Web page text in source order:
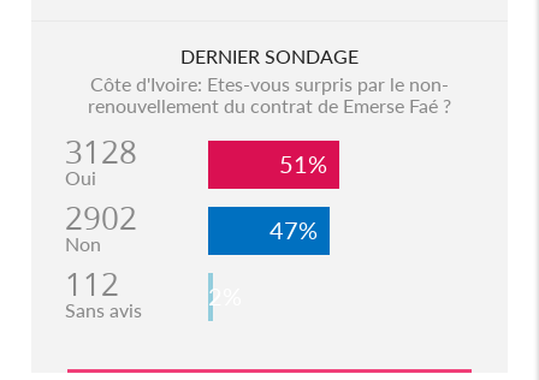
DERNIER SONDAGE
Côte d'Ivoire: Etes-vous surpris par le non-
renouvellement du contrat de Emerse Faé ?
3128
Oui 51%
2902
Non 47%
112
Sans avis 2%